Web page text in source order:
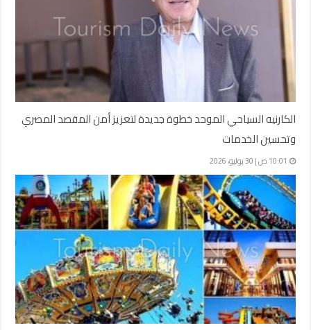
الكارنيه السياحي الموحد خطوة جديدة لتعزيز أمن المقصد المصري
وتحسين الخدمات
10:01 ص | 30 يوليو، 2026